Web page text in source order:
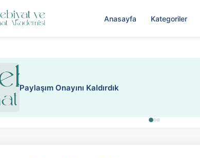
Anasayfa Kategoriler
Nadir içeriklere kısıtlama ve kredi sistemi getirildi